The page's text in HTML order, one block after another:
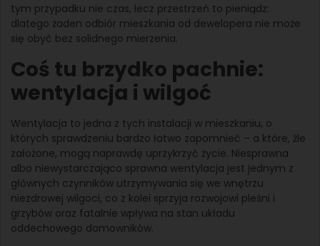
tym przypadku nie czas, lecz przestrzeń to pieniądz:
dlatego żaden odbiór mieszkania od dewelopera nie może
się obyć bez solidnego mierzenia.
Coś tu brzydko pachnie:
wentylacja i wilgoć
Wentylacja to jedna z tych instalacji w mieszkaniu, o
których sprawdzeniu bardzo łatwo zapomnieć – a które, źle
założone, mogą naprawdę uprzykrzyć życie. Niesprawna
albo niewystarczająco sprawna wentylacja jest jednym z
głównych czynników utrzymywania się we wnętrzu
niezdrowej wilgoci, co z kolei sprzyja rozwojowi pleśni i
grzybów oraz fatalnie wpływa na stan układu
oddechowego domowników.